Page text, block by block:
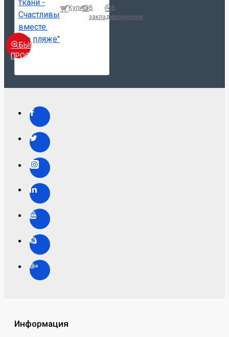
БЫСТРЫЙ
ПРОСМОТР
Купить В
закладки
В
сравнение
Информация